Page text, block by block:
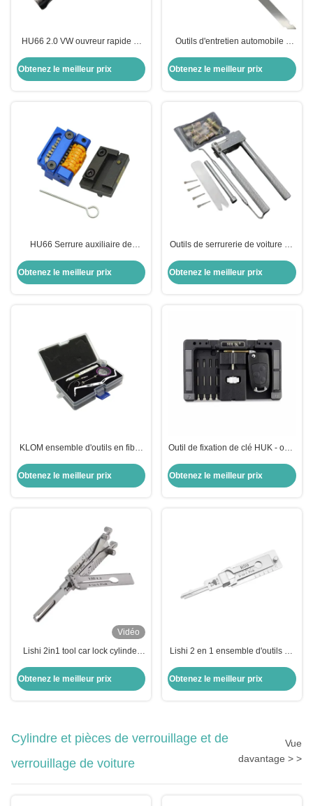
HU66 2.0 VW ouvreur rapide et
serrure pick serrurier fournitures
Obtenez le meilleur prix
Outils d'entretien automobile -
compacts et durables de 22
pouces en acier nickelé, avec un
de bricolage
Obtenez le meilleur prix
HU66 Serrure auxiliaire de
auxiliaire essentiel
Obtenez le meilleur prix
Outils de serrurerie de voiture Le
serrure d'allumage pour Honda
Obtenez le meilleur prix
KLOM ensemble d'outils en fibre
génération outils de serrurier de
haute qualité
Obtenez le meilleur prix
Outil de fixation de clé HUK - outil
Obtenez le meilleur prix
Vidéo
Lishi 2in1 tool car lock cylinder
tools
Obtenez le meilleur prix
Lishi 2 en 1 ensemble d'outils de
master lock pick outils de
serrurerie domestique outils
Obtenez le meilleur prix
Cylindre et pièces de verrouillage et de
verrouillage de voiture
Vue
davantage > >